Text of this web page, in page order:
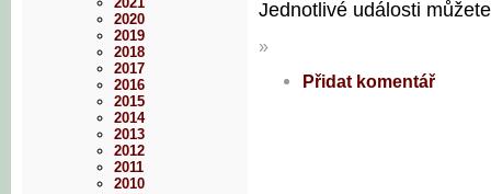
Jednotlivé události
»
Přidat komentář
2020
2019
2018
2017
2016
2015
2014
2013
2012
2011
2010